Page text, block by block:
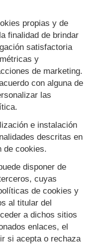
propias y de
finalidad de brindar
satisfactoria
y
de marketing.
con alguna de
las
e instalación
descritas en
de cookies.
disponer de
cuyas
de cookies y
al titular del
a dichos sitios
enlaces, el
si acepta o rechaza